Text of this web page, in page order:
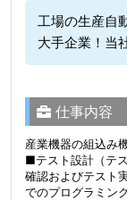
工場の生産自
大手企業！当
仕事内容
産業機器の組込み
■テスト設計（テ
確認およびテスト
でのプログラミ